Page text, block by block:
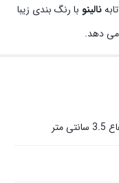
نالینو با رنگ بندی زیبا
دهد.